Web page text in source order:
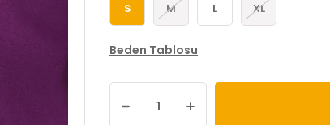
S M L XL
Beden Tablosu